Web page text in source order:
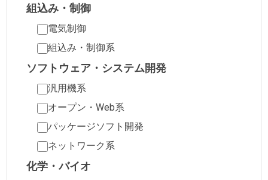
組込み・制御
電気制御
組込み・制御系
ソフトウェア・システム開発
汎用機系
オープン・Web系
パッケージソフト開発
ネットワーク系
化学・バイオ